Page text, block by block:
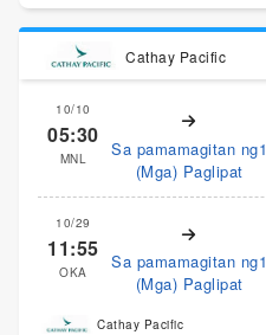
Cathay Pacific
10/10
05:30
MNL
Sa pamamagitan ng1
(Mga) Paglipat
10/29
11:55
OKA
Sa pamamagitan ng1
(Mga) Paglipat
Cathay Pacific